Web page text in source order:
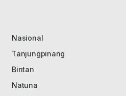
Nasional
Tanjungpinang
Bintan
Natuna